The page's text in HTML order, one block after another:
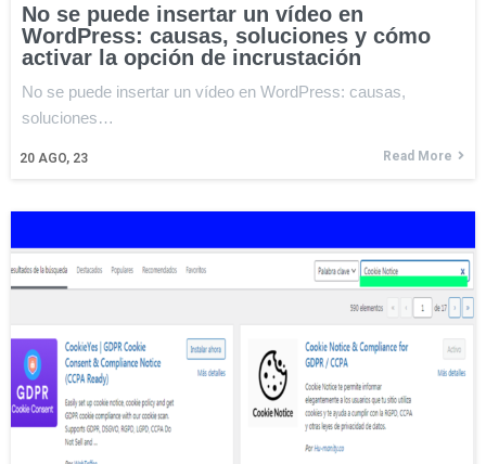
No se puede insertar un vídeo en
WordPress: causas, soluciones y cómo
activar la opción de incrustación
20 AGO, 23
No se puede insertar un vídeo en WordPress: causas,
soluciones…
Read More